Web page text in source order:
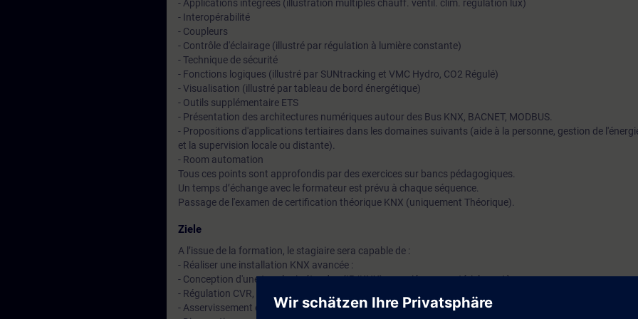
- Applications intégrées (illustration multiples chauff. ventil. clim. regulation lux)
- Interopérabilité
- Coupleurs
- Contrôle d'éclairage (illustré par régulation à lumière constante)
- Technique de sécurité
- Fonctions logiques (illustré par SUNtracking et VMC Hydro, CO2 Régulé)
- Visualisation (illustré par tableau de bord énergétique)
- Outils supplémentaire ETS
- Présentation des architectures numériques autour des Bus KNX, BACNET, MODBUS.
- Propositions d'applications tertiaires dans les domaines suivants (aide à la personne, gestion de
et la supervision locale ou distante).
- Room automation
Tous ces points sont approfondis par des exercices sur bancs pédagogiques.
Un temps d’échange avec le formateur est prévu à chaque séquence.
Passage de l'examen de certification théorique KNX (uniquement Théorique).
Ziele
A l’issue de la formation, le stagiaire sera capable de :
- Réaliser une installation KNX avancée :
- Conception d'une topologie étendue (IP/KNX) associée aux matériels systèmes
- Régulation CVR,
- Asservissement de l'éclairage et des stores,